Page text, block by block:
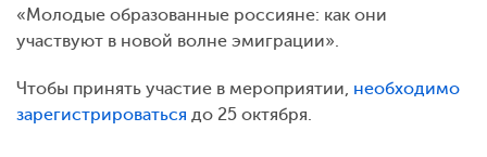
«Молодые образованные россияне: как они
участвуют в новой волне эмиграции».
Чтобы принять участие в мероприятии, необходимо
зарегистрироваться до 25 октября.